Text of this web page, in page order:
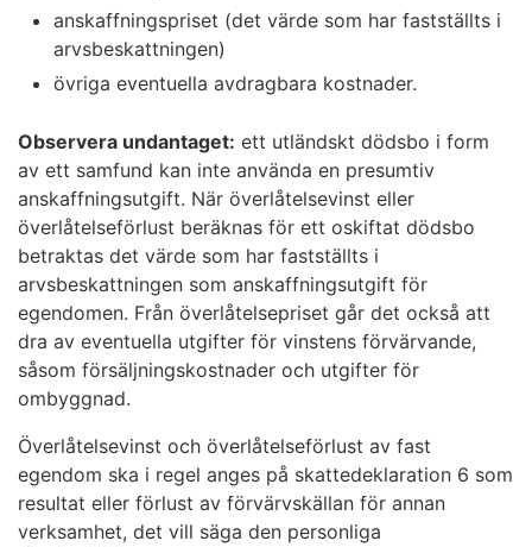
anskaffningspriset (det värde som har fastställts i
arvsbeskattningen)
övriga eventuella avdragbara kostnader.
Observera undantaget: ett utländskt dödsbo i form
av ett samfund kan inte använda en presumtiv
anskaffningsutgift. När överlåtelsevinst eller
överlåtelseförlust beräknas för ett oskiftat dödsbo
betraktas det värde som har fastställts i
arvsbeskattningen som anskaffningsutgift för
egendomen. Från överlåtelsepriset går det också att
dra av eventuella utgifter för vinstens förvärvande,
såsom försäljningskostnader och utgifter för
ombyggnad.
Överlåtelsevinst och överlåtelseförlust av fast
egendom ska i regel anges på skattedeklaration 6 som
resultat eller förlust av förvärvskällan för annan
verksamhet, det vill säga den personliga